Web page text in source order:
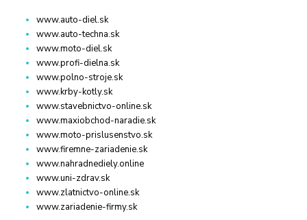
www.auto-diel.sk
www.auto-techna.sk
www.moto-diel.sk
www.profi-dielna.sk
www.polno-stroje.sk
www.krby-kotly.sk
www.stavebnictvo-online.sk
www.maxiobchod-naradie.sk
www.moto-prislusenstvo.sk
www.firemne-zariadenie.sk
www.nahradnediely.online
www.uni-zdrav.sk
www.zlatnictvo-online.sk
www.zariadenie-firmy.sk